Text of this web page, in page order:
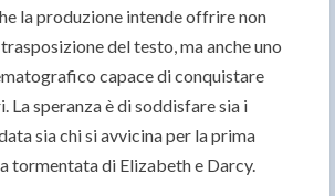
la produzione intende offrire non
del testo, ma anche uno
capace di conquistare
La speranza è di soddisfare sia i
sia chi si avvicina per la prima
tormentata di Elizabeth e Darcy.